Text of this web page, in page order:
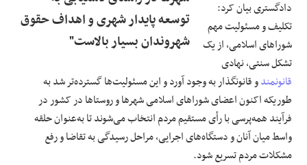
توسعه پایدار شهری و اهداف حقوق
شهروندان بسیار بالاست"
دادگستری بیان کرد:
تکلیف و مسئولیت مهم
شوراهای اسلامی، از یک
تشکل سنتی، نهادی
قانونمندو ‌قانونگذار به وجود آورد و این مسئولیت‌ها گسترده‌تر شد به
طوریکه اکنون اعضای شوراهای اسلامی شهرها و روستاها در ‌کشور در
فرآیند همه‌پرسی با رأی مستقیم مردم انتخاب می‌شوند تا به‌عنوان حلقه
واسط میان آنان و دستگاه‌های اجرایی، ‌مراحل رسیدگی به تقاضا و رفع
مشکلات مردم تسریع شود. ‌